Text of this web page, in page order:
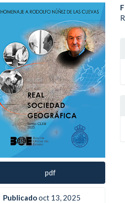
Barra
lateral
del
artículo
pdf
Publicadooct 13, 2025